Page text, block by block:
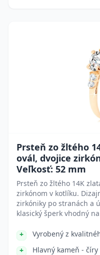
Prsteň zo žltého
ovál, dvojice
Veľkosť: 52 mm
Prsteň zo žltého 14K
zirkónom v kotlíku.
zirkóniky po stranách a
klasický šperk vhodný
Vyrobený z
Hlavný kameň -